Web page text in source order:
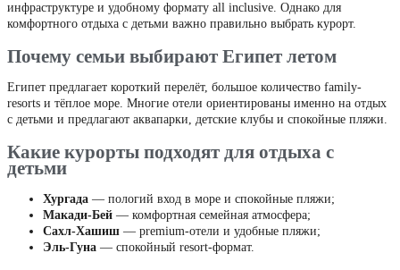
инфраструктуре и удобному формату all inclusive. Однако для
комфортного отдыха с детьми важно правильно выбрать курорт.
Почему семьи выбирают Египет летом
Египет предлагает короткий перелёт, большое количество family-
resorts и тёплое море. Многие отели ориентированы именно на отдых
с детьми и предлагают аквапарки, детские клубы и спокойные пляжи.
Какие курорты подходят для отдыха с
детьми
Хургада — пологий вход в море и спокойные пляжи;
Макади-Бей — комфортная семейная атмосфера;
Сахл-Хашиш — premium-отели и удобные пляжи;
Эль-Гуна — спокойный resort-формат.